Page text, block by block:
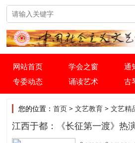
网站首页 学会之窗 通
专委动态
诵读艺术 古
您的位置：首页 >文艺教育 >文艺精
江西于都：《长征第一渡》热